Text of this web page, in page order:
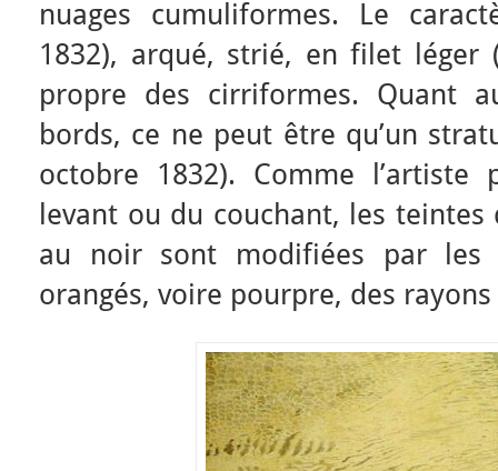
nuages cumuliformes. Le
1832), arqué, strié, en filet léger
propre des cirriformes. Quant
bords, ce ne peut être qu’un
octobre 1832). Comme l’artiste
levant ou du couchant, les
au noir sont modifiées par les
orangés, voire pourpre, des